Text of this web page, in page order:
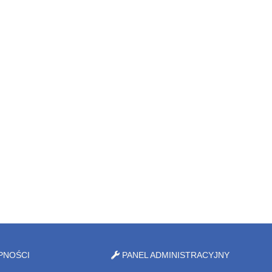
PANEL ADMINISTRACYJNY